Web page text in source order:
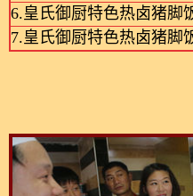
6.皇氏御厨特色热卤猪脚
7.皇氏御厨特色热卤猪脚